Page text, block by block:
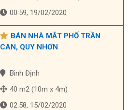
00:59, 19/02/2020
BÁN NHÀ MĂT PHỐ TRẦN
CAN, QUY NHƠN
Bình Định
40 m2 (10m x 4m)
02:58, 15/02/2020